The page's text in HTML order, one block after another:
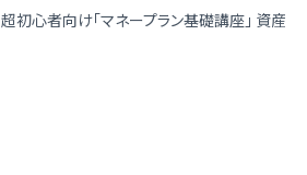
超初心者向け「マネープラン基礎講座」 資産運